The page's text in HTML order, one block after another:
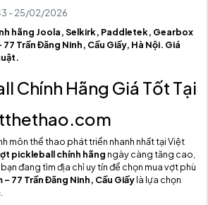
- 25/02/2026
hãng Joola, Selkirk, Paddletek, Gearbox
Trần Đăng Ninh, Cầu Giấy, Hà Nội. Giá
Chính Hãng Giá Tốt Tại
môn thể thao phát triển nhanh nhất tại Việt
pickleball chính hãng ngày càng tăng cao,
đang tìm địa chỉ uy tín để chọn mua vợt phù
77 Trần Đăng Ninh, Cầu Giấylà lựa chọn